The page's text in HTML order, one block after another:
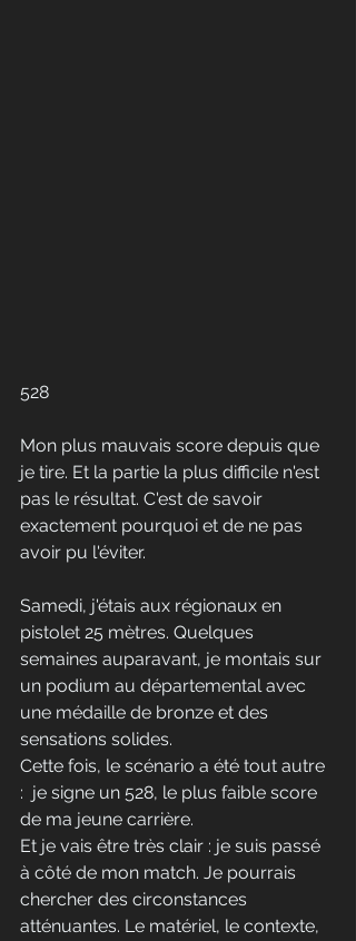
528
Mon plus mauvais score depuis que
je tire. Et la partie la plus difficile n'est
pas le résultat. C'est de savoir
exactement pourquoi et de ne pas
avoir pu l'éviter.
Samedi, j'étais aux régionaux en
pistolet 25 mètres. Quelques
semaines auparavant, je montais sur
un podium au départemental avec
une médaille de bronze et des
sensations solides.
Cette fois, le scénario a été tout autre
:  je signe un 528, le plus faible score
de ma jeune carrière.
Et je vais être très clair : je suis passé
à côté de mon match. Je pourrais
chercher des circonstances
atténuantes. Le matériel, le contexte,